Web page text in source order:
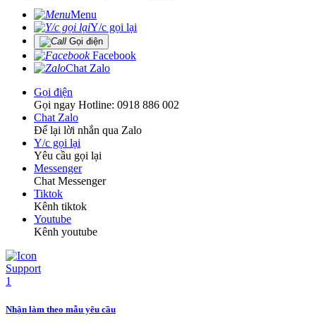
Menu
Y/c gọi lại
Gọi điện
Facebook
Chat Zalo
Gọi điện
Gọi ngay Hotline: 0918 886 002
Chat Zalo
Để lại lời nhắn qua Zalo
Y/c gọi lại
Yêu cầu gọi lại
Messenger
Chat Messenger
Tiktok
Kênh tiktok
Youtube
Kênh youtube
Nhận làm theo mẫu yêu cầu